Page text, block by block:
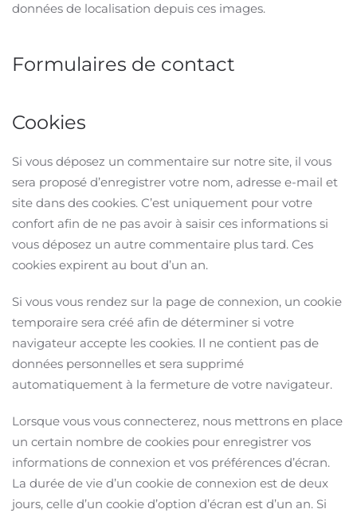
données de localisation depuis ces images.
Formulaires de contact
Cookies
Si vous déposez un commentaire sur notre site, il vous
sera proposé d’enregistrer votre nom, adresse e-mail et
site dans des cookies. C’est uniquement pour votre
confort afin de ne pas avoir à saisir ces informations si
vous déposez un autre commentaire plus tard. Ces
cookies expirent au bout d’un an.
Si vous vous rendez sur la page de connexion, un cookie
temporaire sera créé afin de déterminer si votre
navigateur accepte les cookies. Il ne contient pas de
données personnelles et sera supprimé
automatiquement à la fermeture de votre navigateur.
Lorsque vous vous connecterez, nous mettrons en place
un certain nombre de cookies pour enregistrer vos
informations de connexion et vos préférences d’écran.
La durée de vie d’un cookie de connexion est de deux
jours, celle d’un cookie d’option d’écran est d’un an. Si